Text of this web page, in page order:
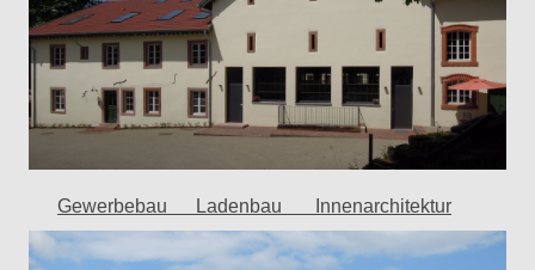
Gewerbebau Ladenbau Innenarchitektur